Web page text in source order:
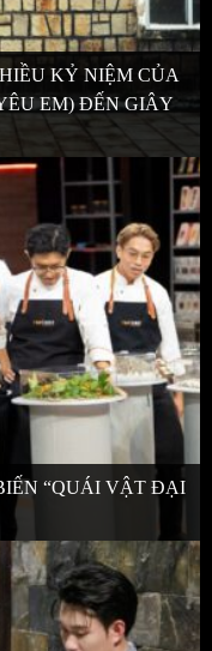
KỶ NIỆM CỦA
EM) ĐẾN GIÂY
“QUÁI VẬT ĐẠI